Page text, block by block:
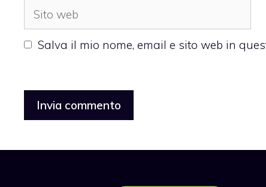
Sito
web
Salva il mio nome, email e sito web in